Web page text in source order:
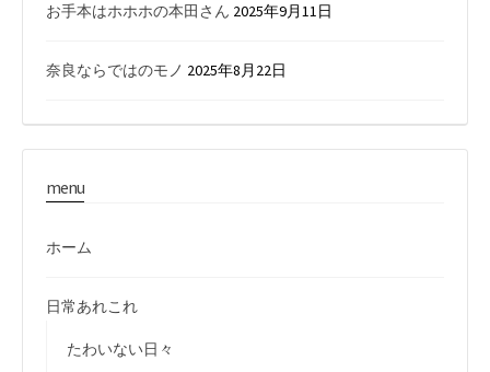
お手本はホホホの本田さん 2025年9月11日
奈良ならではのモノ 2025年8月22日
menu
ホーム
日常あれこれ
たわいない日々